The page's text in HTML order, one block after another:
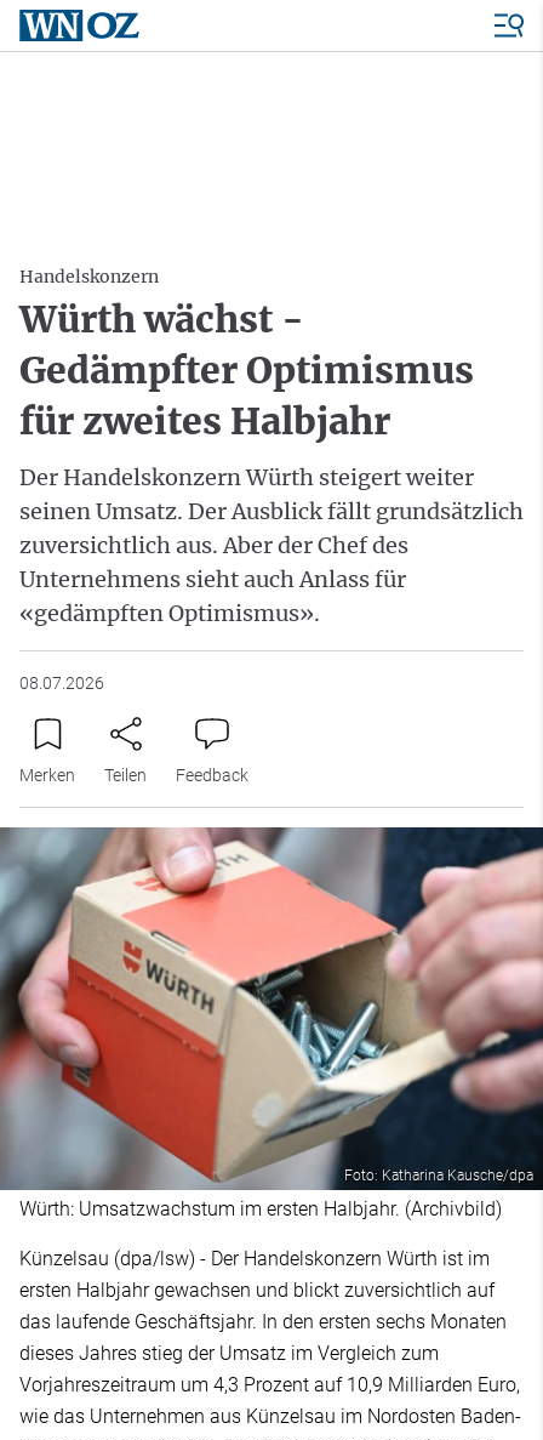
Handelskonzern
Würth wächst -
Gedämpfter Optimismus
für zweites Halbjahr
Der Handelskonzern Würth steigert weiter
seinen Umsatz. Der Ausblick fällt grundsätzlich
zuversichtlich aus. Aber der Chef des
Unternehmens sieht auch Anlass für
«gedämpften Optimismus».
08.07.2026
Merken Teilen Feedback
Foto: Katharina Kausche/dpa
Würth: Umsatzwachstum im ersten Halbjahr. (Archivbild)
Künzelsau (dpa/lsw) - Der Handelskonzern Würth ist im
ersten Halbjahr gewachsen und blickt zuversichtlich auf
das laufende Geschäftsjahr. In den ersten sechs Monaten
dieses Jahres stieg der Umsatz im Vergleich zum
Vorjahreszeitraum um 4,3 Prozent auf 10,9 Milliarden Euro,
wie das Unternehmen aus Künzelsau im Nordosten Baden-